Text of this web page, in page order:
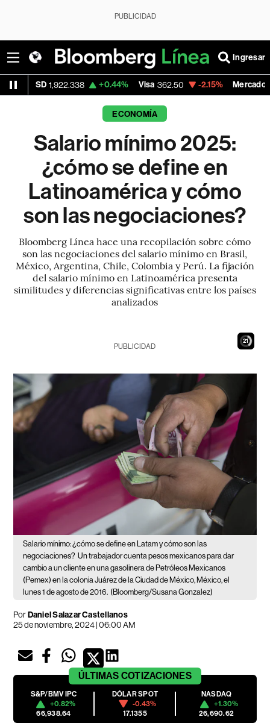
PUBLICIDAD
Ingresar
+0.44% Visa 362.50 -2.15% MercadoLibre 1,821.795
ECONOMÍA
Salario mínimo 2025:
¿cómo se define en
Latinoamérica y cómo
son las negociaciones?
Bloomberg Línea hace una recopilación sobre cómo
son las negociaciones del salario mínimo en Brasil,
México, Argentina, Chile, Colombia y Perú. La fijación
del salario mínimo en Latinoamérica presenta
similitudes y diferencias significativas entre los países
analizados
19
PUBLICIDAD
Salario mínimo: ¿cómo se define en Latam y cómo son las
negociaciones? Un trabajador cuenta pesos mexicanos para dar
cambio a un cliente en una gasolinera de Petróleos Mexicanos
(Pemex) en la colonia Juárez de la Ciudad de México, México, el
lunes 1 de agosto de 2016. (Bloomberg/Susana Gonzalez)
PorDaniel Salazar Castellanos
25 de noviembre, 2024 | 06:00 AM
ÚLTIMAS COTIZACIONES
S&P/BMV IPC
+0.82%
66,938.64
DÓLAR SPOT
-0.43%
17.1355
NASDAQ
+1.30%
26,690.62